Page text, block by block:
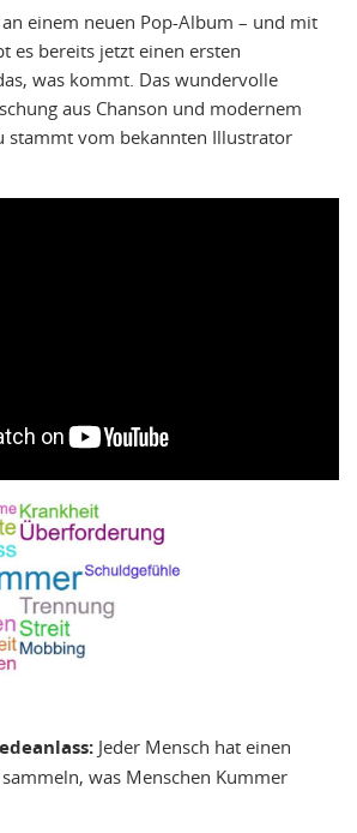
einem neuen Pop-Album – und mit
es bereits jetzt einen ersten
was kommt. Das wundervolle
aus Chanson und modernem
stammt vom bekannten Illustrator
Jeder Mensch hat einen
was Menschen Kummer